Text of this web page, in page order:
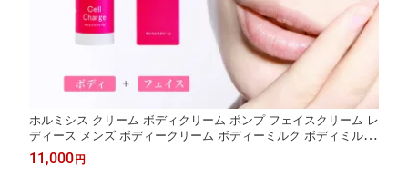
ホルミシス クリーム ボディクリーム ポンプ フェイスクリーム レ
ディース メンズ ボディークリーム ボディーミルク ボディミルク
スキンクリーム スキンミルク 玉川温泉 三朝温泉 商品 製品 ラド
ン 鉱石 バドガシュタイン鉱石
11,000円